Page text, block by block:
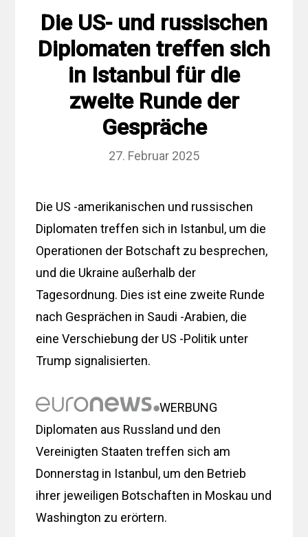
Die US- und russischen
Diplomaten treffen sich
in Istanbul für die
zweite Runde der
Gespräche
27. Februar 2025
Die US -amerikanischen und russischen
Diplomaten treffen sich in Istanbul, um die
Operationen der Botschaft zu besprechen,
und die Ukraine außerhalb der
Tagesordnung. Dies ist eine zweite Runde
nach Gesprächen in Saudi -Arabien, die
eine Verschiebung der US -Politik unter
Trump signalisierten.
WERBUNG
Diplomaten aus Russland und den
Vereinigten Staaten treffen sich am
Donnerstag in Istanbul, um den Betrieb
ihrer jeweiligen Botschaften in Moskau und
Washington zu erörtern.